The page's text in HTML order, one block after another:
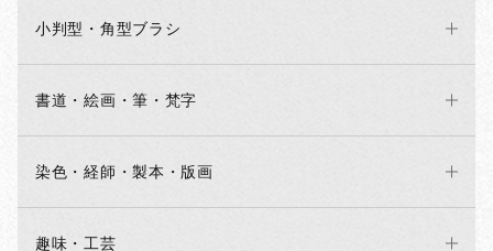
小判型・角型ブラシ
書道・絵画・筆・梵字
染色・経師・製本・版画
趣味・工芸